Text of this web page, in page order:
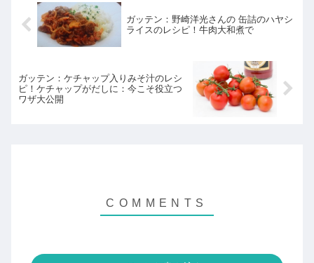
ガッテン：野崎洋光さんの 缶詰のハヤシ
ライスのレシピ！牛肉大和煮で
ガッテン：ケチャップ入りみそ汁のレシ
ピ！ケチャップがだしに：今こそ役立つ
ワザ大公開